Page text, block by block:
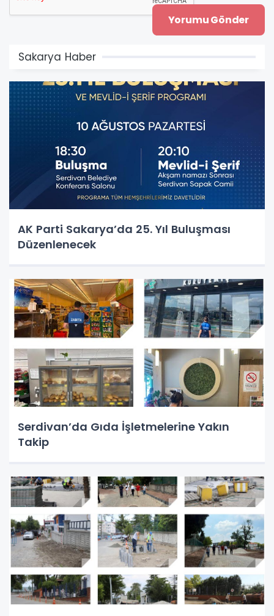
Sakarya Haber
AK Parti Sakarya’da 25. Yıl Buluşması
Düzenlenecek
Serdivan’da Gıda İşletmelerine Yakın
Takip